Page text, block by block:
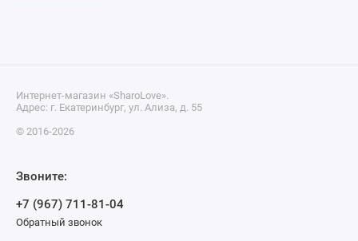
Интернет-магазин «SharoLove».
Адрес: г. Екатеринбург, ул. Ализа, д. 55
© 2016-2026
Звоните:
+7 (967) 711-81-04
Обратный звонок